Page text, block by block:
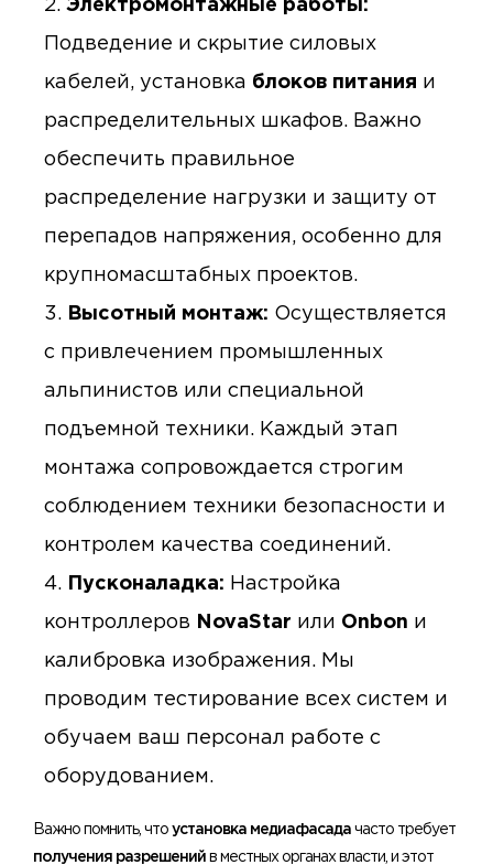
Электромонтажные работы:
Подведение и скрытие силовых
кабелей, установка блоков питания и
распределительных шкафов. Важно
обеспечить правильное
распределение нагрузки и защиту от
перепадов напряжения, особенно для
крупномасштабных проектов.
Высотный монтаж: Осуществляется
с привлечением промышленных
альпинистов или специальной
подъемной техники. Каждый этап
монтажа сопровождается строгим
соблюдением техники безопасности и
контролем качества соединений.
Пусконаладка: Настройка
контроллеров NovaStar или Onbon и
калибровка изображения. Мы
проводим тестирование всех систем и
обучаем ваш персонал работе с
оборудованием.
Важно помнить, что установка медиафасада часто требует
получения разрешений в местных органах власти, и этот